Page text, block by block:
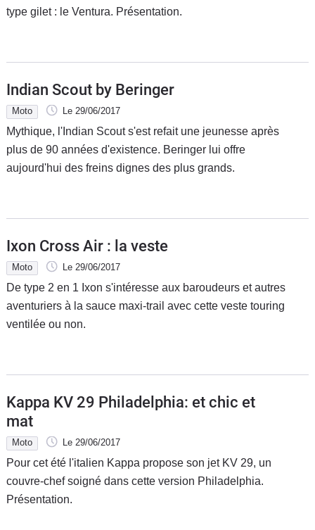
type gilet : le Ventura. Présentation.
Indian Scout by Beringer
Moto Le 29/06/2017
Mythique, l'Indian Scout s'est refait une jeunesse après
plus de 90 années d'existence. Beringer lui offre
aujourd'hui des freins dignes des plus grands.
Ixon Cross Air : la veste
Moto Le 29/06/2017
De type 2 en 1 Ixon s'intéresse aux baroudeurs et autres
aventuriers à la sauce maxi-trail avec cette veste touring
ventilée ou non.
Kappa KV 29 Philadelphia: et chic et
mat
Moto Le 29/06/2017
Pour cet été l'italien Kappa propose son jet KV 29, un
couvre-chef soigné dans cette version Philadelphia.
Présentation.